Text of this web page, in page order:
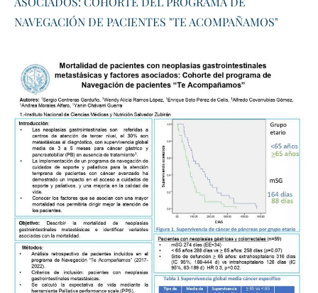
NAVEGACIÓN DE PACIENTES "TE ACOMPAÑAMOS"